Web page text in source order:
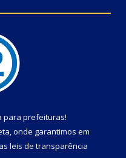
para prefeituras!
onde garantimos em
leis de transparência